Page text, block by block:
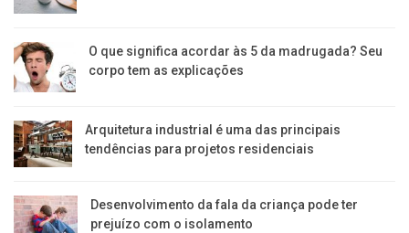
O que significa acordar às 5 da madrugada? Seu
corpo tem as explicações
Arquitetura industrial é uma das principais
tendências para projetos residenciais
Desenvolvimento da fala da criança pode ter
prejuízo com o isolamento